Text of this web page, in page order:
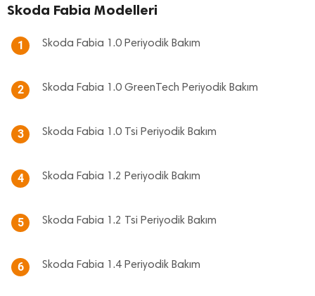
Skoda Fabia Modelleri
1 Skoda Fabia 1.0 Periyodik Bakım
2 Skoda Fabia 1.0 GreenTech Periyodik Bakım
3 Skoda Fabia 1.0 Tsi Periyodik Bakım
4 Skoda Fabia 1.2 Periyodik Bakım
5 Skoda Fabia 1.2 Tsi Periyodik Bakım
6 Skoda Fabia 1.4 Periyodik Bakım